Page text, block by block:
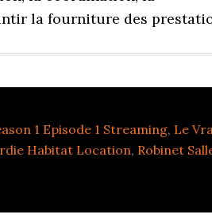
1 Episode 1 Streaming, Le
Habitat Location, Robinet